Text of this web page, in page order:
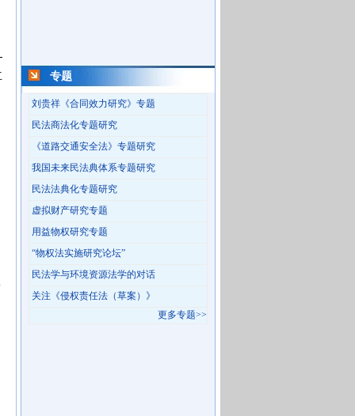
专题
刘贵祥《合同效力研究》专题
民法商法化专题研究
《道路交通安全法》专题研究
我国未来民法典体系专题研究
民法法典化专题研究
虚拟财产研究专题
用益物权研究专题
“物权法实施研究论坛”
民法学与环境资源法学的对话
关注《侵权责任法（草案）》
更多专题>>